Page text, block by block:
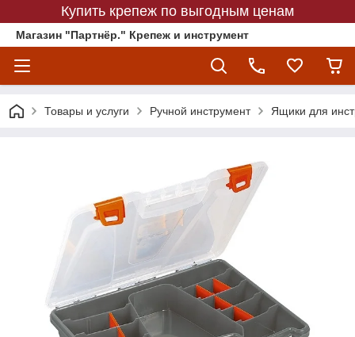
Купить крепеж по выгодным ценам
Магазин "Партнёр." Крепеж и инструмент
Товары и услуги Ручной инструмент Ящики для